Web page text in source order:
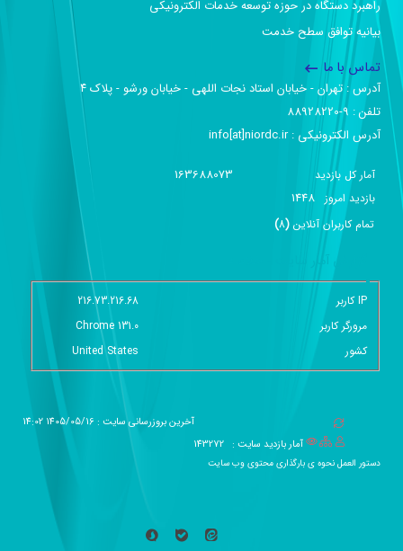
راهبرد دستگاه در حوزه توسعه خدمات الکترونیکی
بیانیه توافق سطح خدمت
تماس با ما
آدرس :‌ تهران - خیابان استاد نجات اللهی - خیابان ورشو - پلاک ۴
تلفن :‌ 9-88928220
آدرس الکترونیکی :‌ info[at]niordc.ir
آمار کل بازدید 163688073
بازديد امروز 1448
تمام کاربران آنلاين (
8
)
IP کاربر
216.73.216.68
مرورگر کاربر
Chrome 131.0
کشور
United States
آخرین بروزرسانی سایت : 1405/05/16 14:02
آمار بازدید سایت : 143272
دستور العمل نحوه ی بارگذاری محتوی وب سایت